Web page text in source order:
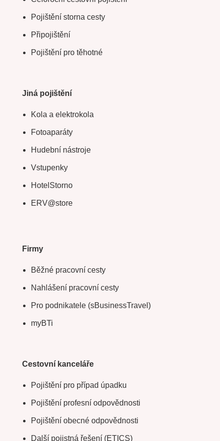
Pojištění storna cesty
Připojištění
Pojištění pro těhotné
Jiná pojištění
Kola a elektrokola
Fotoaparáty
Hudební nástroje
Vstupenky
HotelStorno
ERV@store
Firmy
Běžné pracovní cesty
Nahlášení pracovní cesty
Pro podnikatele (sBusinessTravel)
myBTi
Cestovní kanceláře
Pojištění pro případ úpadku
Pojištění profesní odpovědnosti
Pojištění obecné odpovědnosti
Další pojistná řešení (ETICS)